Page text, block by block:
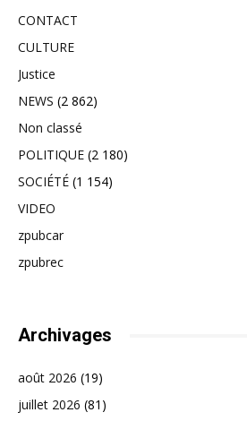
CONTACT
CULTURE
Justice
NEWS (2 862)
Non classé
POLITIQUE (2 180)
SOCIÉTÉ (1 154)
VIDEO
zpubcar
zpubrec
Archivages
août 2026 (19)
juillet 2026 (81)